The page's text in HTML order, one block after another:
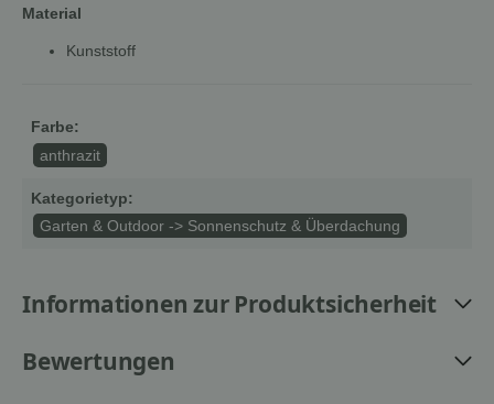
Material
Kunststoff
Farbe:
anthrazit
Kategorietyp:
Garten & Outdoor -> Sonnenschutz & Überdachung
Informationen zur Produktsicherheit
Bewertungen